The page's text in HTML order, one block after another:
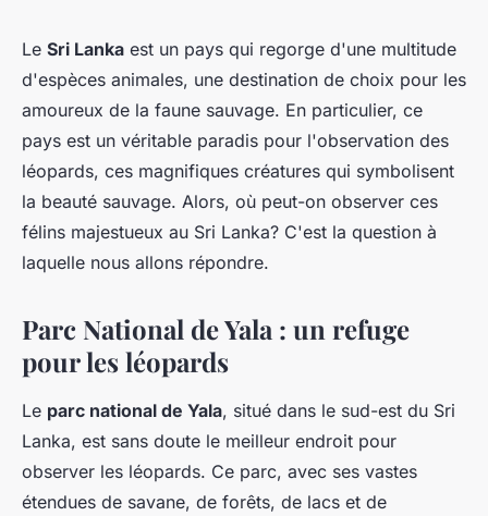
Quels sont les meilleurs
endroits pour observer les
léopards au Sri Lanka?
Ambre•21 juin 2024•6 min de lecture
Le Sri Lanka est un pays qui regorge d'une multitude
d'espèces animales, une destination de choix pour les
amoureux de la faune sauvage. En particulier, ce
pays est un véritable paradis pour l'observation des
léopards, ces magnifiques créatures qui symbolisent
la beauté sauvage. Alors, où peut-on observer ces
félins majestueux au Sri Lanka? C'est la question à
laquelle nous allons répondre.
Parc National de Yala : un refuge
pour les léopards
Le parc national de Yala, situé dans le sud-est du Sri
Lanka, est sans doute le meilleur endroit pour
observer les léopards. Ce parc, avec ses vastes
étendues de savane, de forêts, de lacs et de